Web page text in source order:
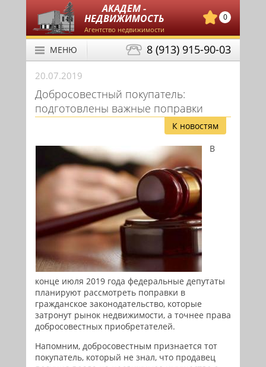
АКАДЕМ -
НЕДВИЖИМОСТЬ
Агентство недвижимости
0
8 (913) 915-90-03
МЕНЮ
20.07.2019
Добросовестный покупатель:
подготовлены важные поправки
К новостям
В
конце июля 2019 года федеральные депутаты
планируют рассмотреть поправки в
гражданское законодательство, которые
затронут рынок недвижимости, а точнее права
добросовестных приобретателей.
Напомним, добросовестным признается тот
покупатель, который не знал, что продавец